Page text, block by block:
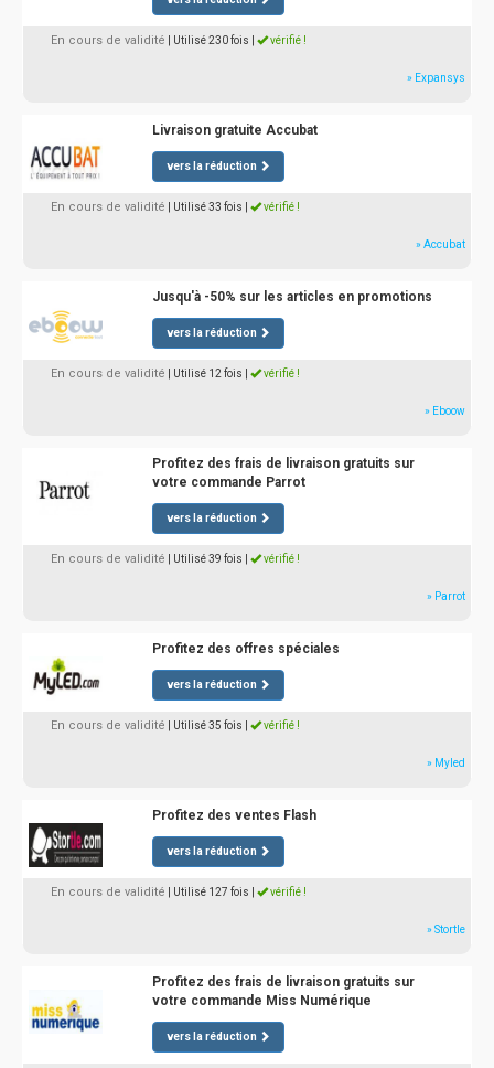
En cours de validité | Utilisé 230 fois vérifié !
» Expansys
Livraison gratuite Accubat
vers la réduction
En cours de validité | Utilisé 33 fois vérifié !
» Accubat
Jusqu'à -50% sur les articles en promotions
vers la réduction
En cours de validité | Utilisé 12 fois vérifié !
» Eboow
Profitez des frais de livraison gratuits sur
votre commande Parrot
vers la réduction
En cours de validité | Utilisé 39 fois vérifié !
» Parrot
Profitez des offres spéciales
vers la réduction
En cours de validité | Utilisé 35 fois vérifié !
» Myled
Profitez des ventes Flash
vers la réduction
En cours de validité | Utilisé 127 fois vérifié !
» Stortle
Profitez des frais de livraison gratuits sur
votre commande Miss Numérique
vers la réduction